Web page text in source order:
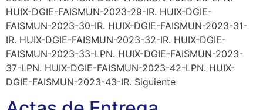
HUIX-DGIE-FAISMUN-2023-29-IR. HUIX-DGIE-
FAISMUN-2023-30-IR. HUIX-DGIE-FAISMUN-2023-31-
IR. HUIX-DGIE-FAISMUN-2023-32-IR. HUIX-DGIE-
FAISMUN-2023-33-LPN. HUIX-DGIE-FAISMUN-2023-
37-LPN. HUIX-DGIE-FAISMUN-2023-42-LPN. HUIX-
DGIE-FAISMUN-2023-43-IR. Siguiente